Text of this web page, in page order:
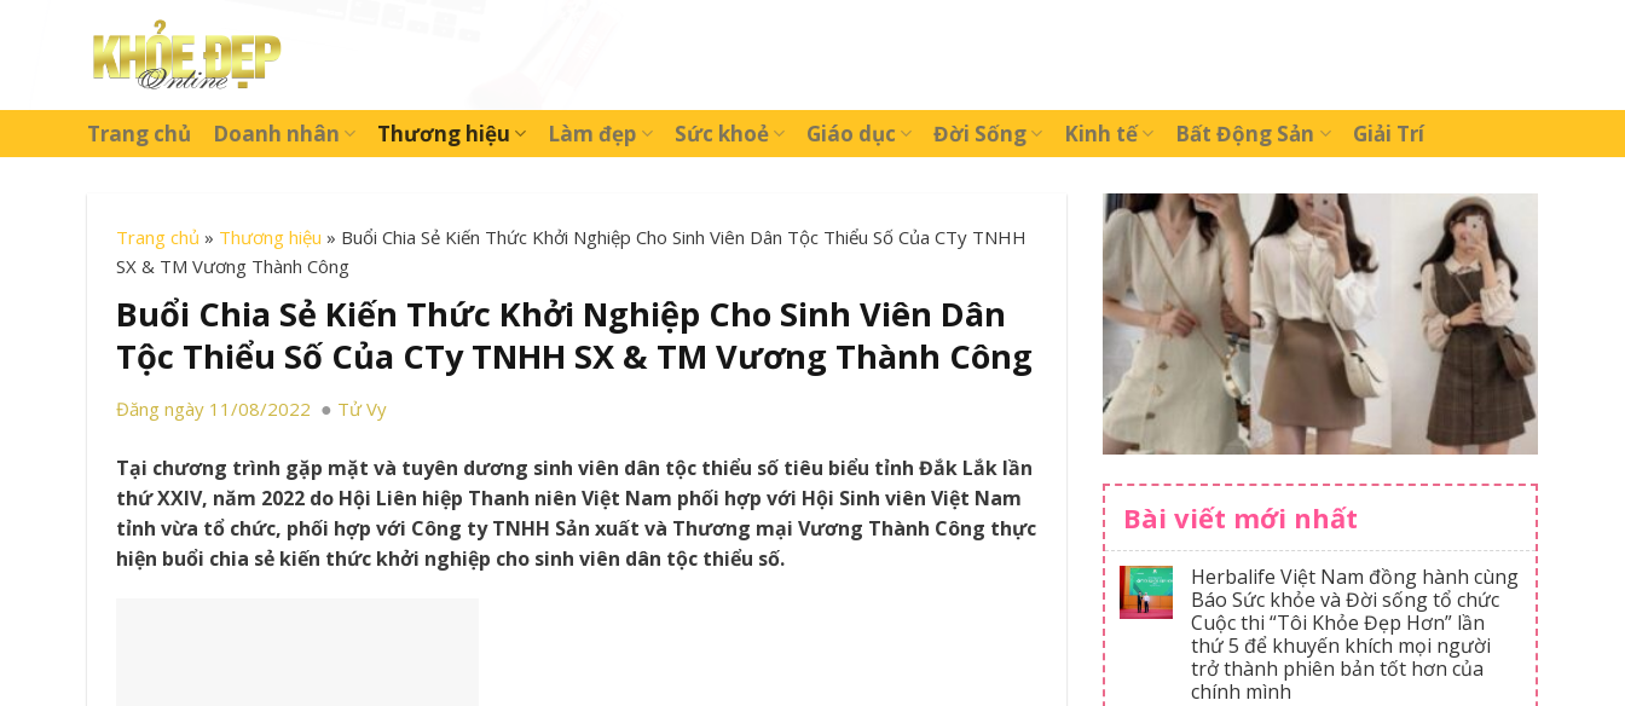
Trang chủ Doanh nhân Thương hiệu Làm đẹp Sức khoẻ Giáo dục Đời Sống Kinh tế Bất Động Sản Giải Trí
Trang chủ » Thương hiệu » Buổi Chia Sẻ Kiến Thức Khởi Nghiệp Cho Sinh Viên Dân Tộc Thiểu Số Của CTy TNHH
SX & TM Vương Thành Công
Buổi Chia Sẻ Kiến Thức Khởi Nghiệp Cho Sinh Viên Dân
Tộc Thiểu Số Của CTy TNHH SX & TM Vương Thành Công
Đăng ngày 11/08/2022 Tử Vy
Tại chương trình gặp mặt và tuyên dương sinh viên dân tộc thiểu số tiêu biểu tỉnh Đắk Lắk lần
thứ XXIV, năm 2022 do Hội Liên hiệp Thanh niên Việt Nam phối hợp với Hội Sinh viên Việt Nam
tỉnh vừa tổ chức, phối hợp với Công ty TNHH Sản xuất và Thương mại Vương Thành Công thực
hiện buổi chia sẻ kiến thức khởi nghiệp cho sinh viên dân tộc thiểu số.
Bài viết mới nhất
Herbalife Việt Nam đồng hành cùng
Báo Sức khỏe và Đời sống tổ chức
Cuộc thi “Tôi Khỏe Đẹp Hơn” lần
thứ 5 để khuyến khích mọi người
trở thành phiên bản tốt hơn của
chính mình